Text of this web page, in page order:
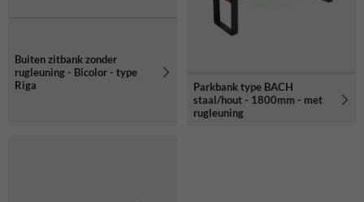
Buiten zitbank zonder
rugleuning - Bicolor - type
Riga
Parkbank type BACH
staal/hout - 1800mm - met
rugleuning